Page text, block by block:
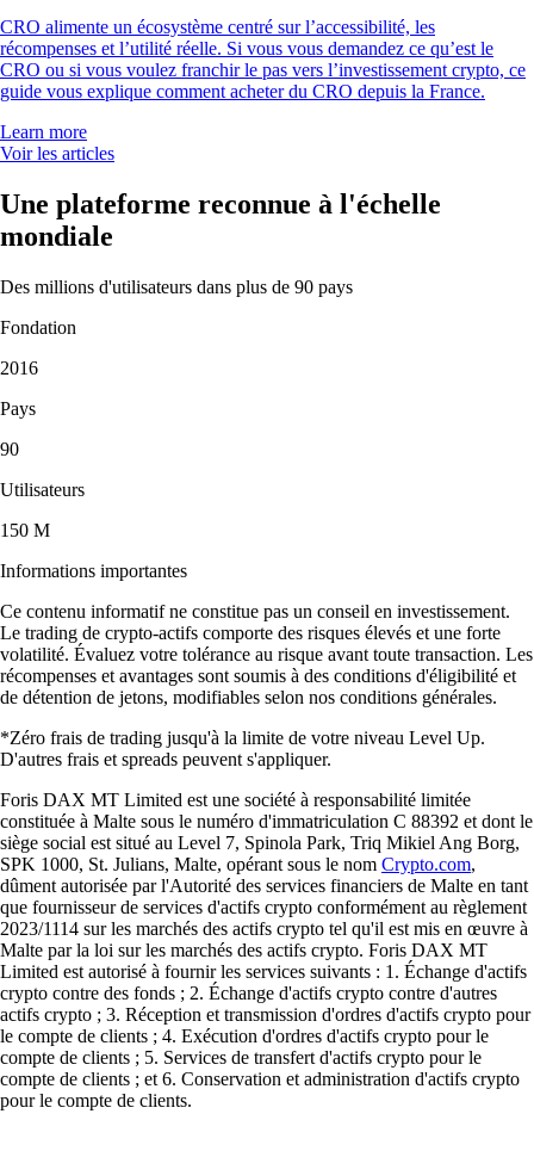
CRO alimente un écosystème centré sur l’accessibilité, les
récompenses et l’utilité réelle. Si vous vous demandez ce qu’est le
CRO ou si vous voulez franchir le pas vers l’investissement crypto, ce
guide vous explique comment acheter du CRO depuis la France.
Learn more
Voir les articles
Une plateforme reconnue à l'échelle
mondiale
Des millions d'utilisateurs dans plus de 90 pays
Fondation
2016
Pays
90
Utilisateurs
150 M
Informations importantes
Ce contenu informatif ne constitue pas un conseil en investissement.
Le trading de crypto-actifs comporte des risques élevés et une forte
volatilité. Évaluez votre tolérance au risque avant toute transaction. Les
récompenses et avantages sont soumis à des conditions d'éligibilité et
de détention de jetons, modifiables selon nos conditions générales.
*Zéro frais de trading jusqu'à la limite de votre niveau Level Up.
D'autres frais et spreads peuvent s'appliquer.
Foris DAX MT Limited est une société à responsabilité limitée
constituée à Malte sous le numéro d'immatriculation C 88392 et dont le
siège social est situé au Level 7, Spinola Park, Triq Mikiel Ang Borg,
SPK 1000, St. Julians, Malte, opérant sous le nom Crypto.com,
dûment autorisée par l'Autorité des services financiers de Malte en tant
que fournisseur de services d'actifs crypto conformément au règlement
2023/1114 sur les marchés des actifs crypto tel qu'il est mis en œuvre à
Malte par la loi sur les marchés des actifs crypto. Foris DAX MT
Limited est autorisé à fournir les services suivants : 1. Échange d'actifs
crypto contre des fonds ; 2. Échange d'actifs crypto contre d'autres
actifs crypto ; 3. Réception et transmission d'ordres d'actifs crypto pour
le compte de clients ; 4. Exécution d'ordres d'actifs crypto pour le
compte de clients ; 5. Services de transfert d'actifs crypto pour le
compte de clients ; et 6. Conservation et administration d'actifs crypto
pour le compte de clients.